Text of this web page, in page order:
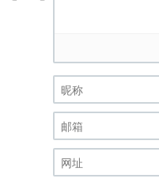
昵称 (必填)
邮箱 (必填)